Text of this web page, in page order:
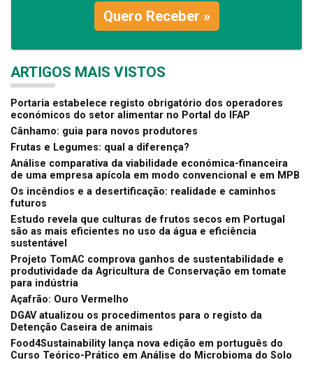
Quero Receber »
ARTIGOS MAIS VISTOS
Portaria estabelece registo obrigatório dos operadores
económicos do setor alimentar no Portal do IFAP
Cânhamo: guia para novos produtores
Frutas e Legumes: qual a diferença?
Análise comparativa da viabilidade económica-financeira
de uma empresa apícola em modo convencional e em MPB
Os incêndios e a desertificação: realidade e caminhos
futuros
Estudo revela que culturas de frutos secos em Portugal
são as mais eficientes no uso da água e eficiência
sustentável
Projeto TomAC comprova ganhos de sustentabilidade e
produtividade da Agricultura de Conservação em tomate
para indústria
Açafrão: Ouro Vermelho
DGAV atualizou os procedimentos para o registo da
Detenção Caseira de animais
Food4Sustainability lança nova edição em português do
Curso Teórico-Prático em Análise do Microbioma do Solo